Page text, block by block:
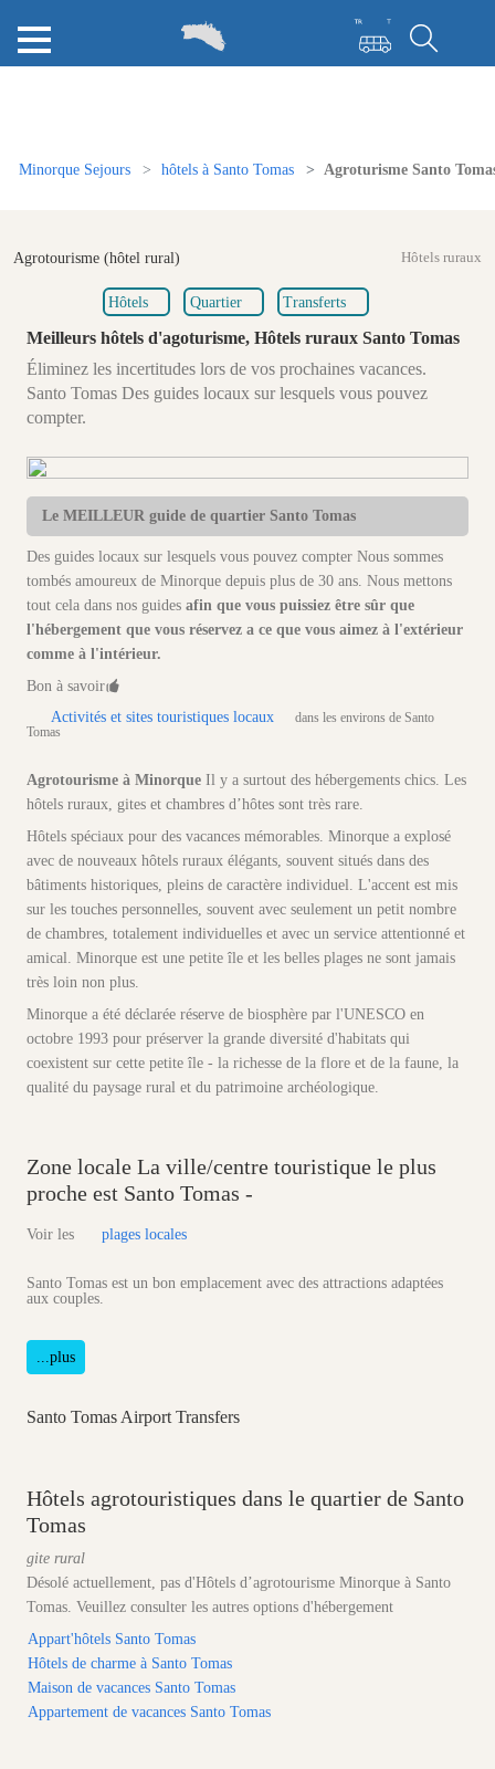
Minorque Sejours hôtels à Santo Tomas Agroturisme Santo
Agrotourisme (hôtel rural) Hôtels ruraux
Hôtels Quartier Transferts
Meilleurs hôtels d'agoturisme, Hôtels ruraux Santo Tomas
Éliminez les incertitudes lors de vos prochaines vacances.
Santo Tomas Des guides locaux sur lesquels vous pouvez
compter.
Le MEILLEUR guide de quartier Santo Tomas
Des guides locaux sur lesquels vous pouvez compter Nous sommes
tombés amoureux de Minorque depuis plus de 30 ans. Nous mettons
tout cela dans nos guides afin que vous puissiez être sûr que
l'hébergement que vous réservez a ce que vous aimez à l'extérieur
comme à l'intérieur.
Bon à savoir
Activités et sites touristiques locaux
dans les environs de Santo
Tomas
Agrotourisme à Minorque Il y a surtout des hébergements chics. Les
hôtels ruraux, gites et chambres d’hôtes sont très rare.
Hôtels spéciaux pour des vacances mémorables. Minorque a explosé
avec de nouveaux hôtels ruraux élégants, souvent situés dans des
bâtiments historiques, pleins de caractère individuel. L'accent est mis
sur les touches personnelles, souvent avec seulement un petit nombre
de chambres, totalement individuelles et avec un service attentionné et
amical. Minorque est une petite île et les belles plages ne sont jamais
très loin non plus.
Minorque a été déclarée réserve de biosphère par l'UNESCO en
octobre 1993 pour préserver la grande diversité d'habitats qui
coexistent sur cette petite île - la richesse de la flore et de la faune, la
qualité du paysage rural et du patrimoine archéologique.
Zone locale La ville/centre touristique le plus
proche est Santo Tomas -
Voir les plages locales
Santo Tomas est un bon emplacement avec des attractions adaptées
aux couples.
...plus
Santo Tomas Airport Transfers
Hôtels agrotouristiques dans le quartier de Santo
Tomas
gite rural
Désolé actuellement, pas d'Hôtels d’agrotourisme Minorque à Santo
Tomas. Veuillez consulter les autres options d'hébergement
Appart'hôtels Santo Tomas
Hôtels de charme à Santo Tomas
Maison de vacances Santo Tomas
Appartement de vacances Santo Tomas